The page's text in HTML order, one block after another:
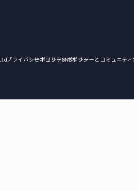
プライバシーポリシーセキュリティポリシーSNSポリシーとコミュニティ